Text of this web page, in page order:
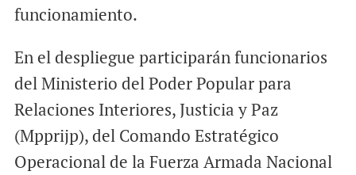
funcionamiento.
En el despliegue participarán funcionarios
del Ministerio del Poder Popular para
Relaciones Interiores, Justicia y Paz
(Mpprijp), del Comando Estratégico
Operacional de la Fuerza Armada Nacional